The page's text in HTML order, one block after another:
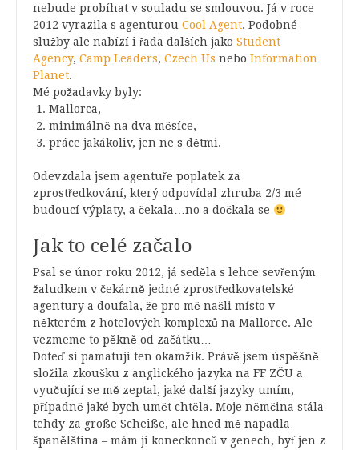
nebude probíhat v souladu se smlouvou. Já v roce
2012 vyrazila s agenturou Cool Agent. Podobné
služby ale nabízí i řada dalších jako Student
Agency, Camp Leaders, Czech Us nebo Information
Planet.
Mé požadavky byly:
Mallorca,
minimálně na dva měsíce,
práce jakákoliv, jen ne s dětmi.
Odevzdala jsem agentuře poplatek za
zprostředkování, který odpovídal zhruba 2/3 mé
budoucí výplaty, a čekala…no a dočkala se
Jak to celé začalo
Psal se únor roku 2012, já seděla s lehce sevřeným
žaludkem v čekárně jedné zprostředkovatelské
agentury a doufala, že pro mě našli místo v
některém z hotelových komplexů na Mallorce. Ale
vezmeme to pěkně od začátku…
Doteď si pamatuji ten okamžik. Právě jsem úspěšně
složila zkoušku z anglického jazyka na FF ZČU a
vyučující se mě zeptal, jaké další jazyky umím,
případně jaké bych umět chtěla. Moje němčina stála
tehdy za große Scheiße, ale hned mě napadla
španělština – mám ji koneckonců v genech, byť jen z